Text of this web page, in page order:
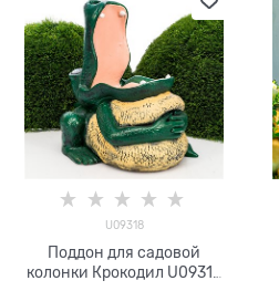
U09318
Поддон для садовой
колонки Крокодил U09318